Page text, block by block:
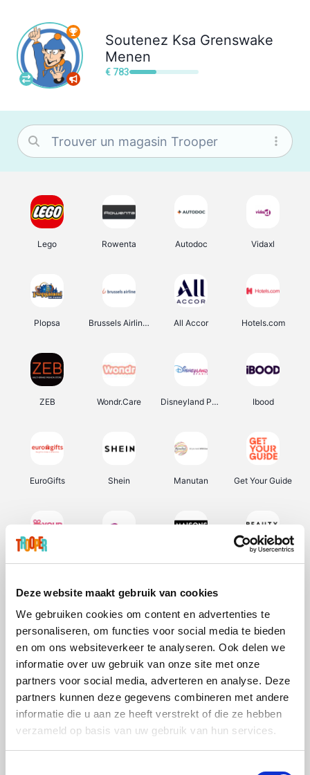
Deze website maakt gebruik van cookies
We gebruiken cookies om content en advertenties te
personaliseren, om functies voor social media te bieden
en om ons websiteverkeer te analyseren. Ook delen we
informatie over uw gebruik van onze site met onze
partners voor social media, adverteren en analyse. Deze
partners kunnen deze gegevens combineren met andere
informatie die u aan ze heeft verstrekt of die ze hebben
verzameld op basis van uw gebruik van hun services.
Soutenez Ksa Grenswake
Menen
€ 783
Lego Rowenta Autodoc Vidaxl
Plopsa Brussels Airlines All Accor Hotels.com
ZEB Wondr.Care Disneyland Paris Ibood
EuroGifts Shein Manutan Get Your Guide
Sarenza Weekendesk Schiesser Interhome